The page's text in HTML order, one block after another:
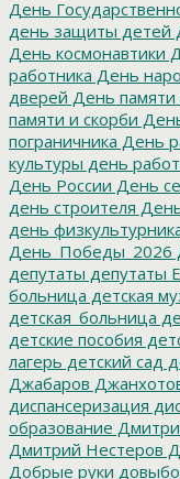
День
день защиты детей
День космонавтики
работника День
дверей День памяти
памяти и скорби
пограничника День
культуры день
День России День
день строителя
день
День_Победы_2026
депутаты депутаты
больница детская
детская_больница
детские пособия
лагерь детский сад
Джабаров
диспансеризация
образование
Дмитрий Нестеров
Добрые руки